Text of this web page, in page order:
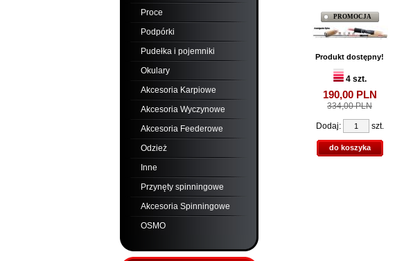
Proce
Podpórki
Pudełka i pojemniki
Okulary
Akcesoria Karpiowe
Akcesoria Wyczynowe
Akcesoria Feederowe
Odzież
Inne
Przynęty spinningowe
Akcesoria Spinningowe
OSMO
PROMOCJA
Produkt dostępny!
4 szt.
190,00PLN
334,00 PLN
Dodaj: szt.
do koszyka